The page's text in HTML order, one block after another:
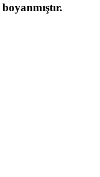
boyanmıştır.